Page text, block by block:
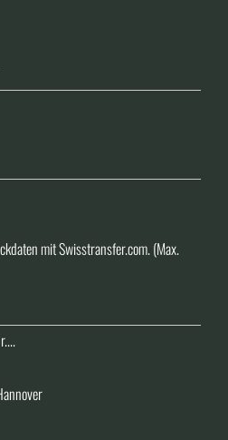
mit Swisstransfer.com. (Max.